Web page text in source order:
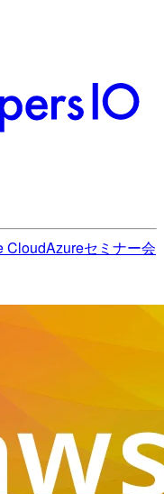
CloudAzureセミナー会